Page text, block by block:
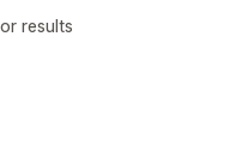
results